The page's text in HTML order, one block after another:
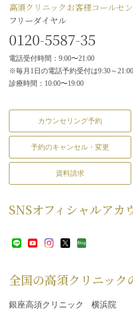
高須クリニックお客様コールセ
フリーダイヤル
0120-5587-35
電話受付時間：9:00〜21:00
※毎月1日の電話予約受付は9:30～
診療時間：10:00〜19:00
カウンセリング予約
予約のキャンセル・変更
資料請求
SNSオフィシャルアカ
全国の高須クリニック
銀座高須クリニック 横浜院